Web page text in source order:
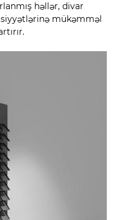
həllər, divar
mükəmməl